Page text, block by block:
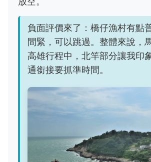
負面評價來了：橋仔漁村有點
間緊，可以跳過。整體來說，
高雄行程中，北竿部分讓我印
通銜接要抓準時間。